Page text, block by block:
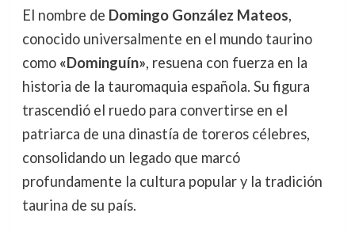
El nombre de Domingo González Mateos,
conocido universalmente en el mundo taurino
como «Dominguín», resuena con fuerza en la
historia de la tauromaquia española. Su figura
trascendió el ruedo para convertirse en el
patriarca de una dinastía de toreros célebres,
consolidando un legado que marcó
profundamente la cultura popular y la tradición
taurina de su país.